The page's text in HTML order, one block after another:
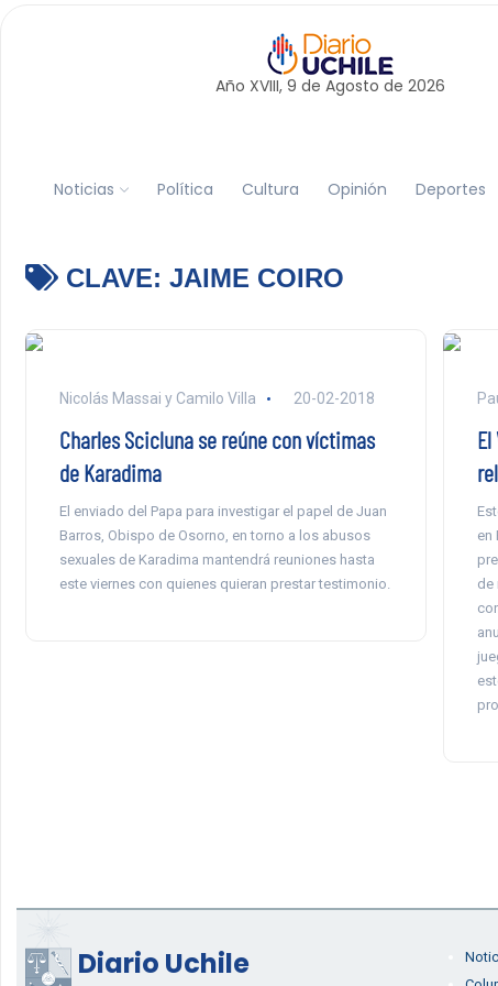
Año XVIII, 9 de Agosto de 2026
Noticias Política Cultura Opinión Deportes
CLAVE: JAIME COIRO
Nicolás Massai y Camilo Villa 20-02-2018
Charles Scicluna se reúne con víctimas
de Karadima
El enviado del Papa para investigar el papel de Juan
Barros, Obispo de Osorno, en torno a los abusos
sexuales de Karadima mantendrá reuniones hasta
este viernes con quienes quieran prestar testimonio.
en
de
Diario Uchile